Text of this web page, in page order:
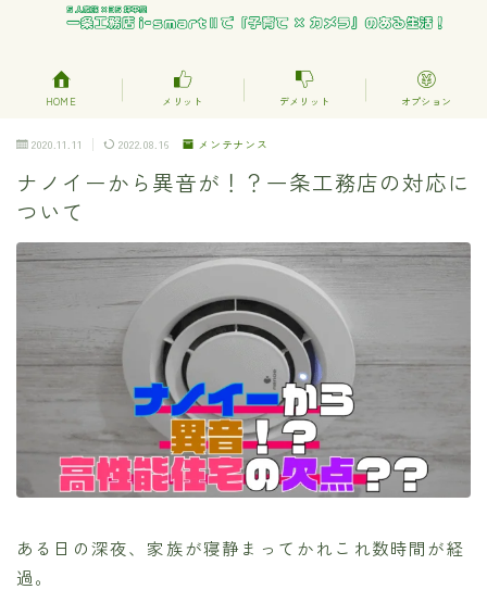
HOME メリット デメリット オプション
2020.11.11 2022.08.16 メンテナンス
ナノイーから異音が！？一条工務店の対応に
ついて
ある日の深夜、家族が寝静まってかれこれ数時間が経
過。